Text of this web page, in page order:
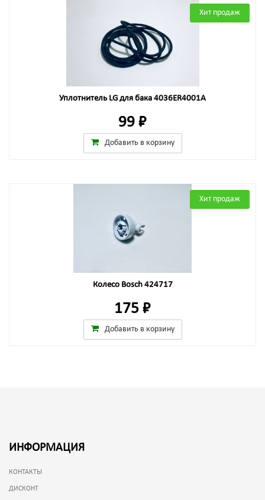
Хит продаж
Уплотнитель LG для бака 4036ER4001A
99 ₽
Добавить в корзину
Хит продаж
Колесо Bosch 424717
175 ₽
Добавить в корзину
ИНФОРМАЦИЯ
КОНТАКТЫ
ДИСКОНТ